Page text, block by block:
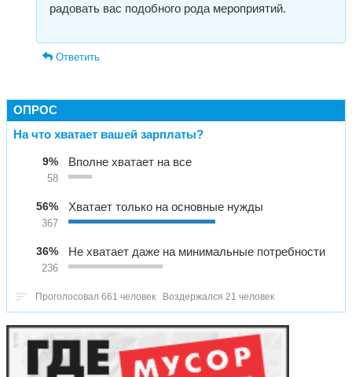
радовать вас подобного рода мероприятий.
Ответить
ОПРОС
На что хватает вашей зарплаты?
9%
58
Вполне хватает на все
56%
367
Хватает только на основные нужды
36%
236
Не хватает даже на минимальные потребности
Проголосовал 661 человек Воздержался 21 человек